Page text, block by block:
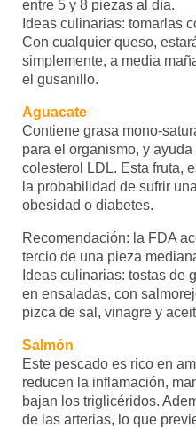
entre 5 y 8 piezas al día.
Ideas culinarias: tomarlas
Con cualquier queso,
simplemente, a media
el gusanillo.
Aguacate
Contiene grasa mono-
para el organismo, y
colesterol LDL. Esta fruta,
la probabilidad de sufrir
obesidad o diabetes.
Recomendación: la FDA
tercio de una pieza
Ideas culinarias: tostas de
en ensaladas, con
pizca de sal, vinagre y
Salmón
Este pescado es rico en
reducen la inflamación,
bajan los triglicéridos.
de las arterias, lo que